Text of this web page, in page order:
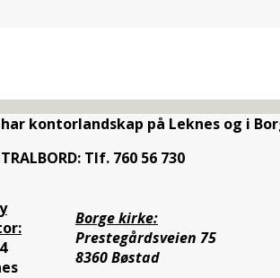
kontorlandskap på Leknes og i
Tlf. 760 56 730
Borge kirke:
Prestegårdsveien 75
8360 Bøstad